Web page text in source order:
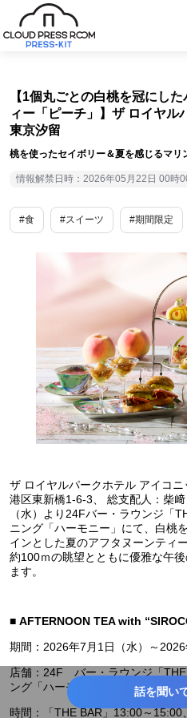
【1個丸ごとの白桃を冠にし
ィー「ピーチ」】ザ ロイヤル
東京汐留
桃を使ったセイボリー＆夏を感じるマリ
情報解禁日時：2026年05月22日 00時
#食 #スイーツ #期間限定
ザ ロイヤルパークホテル アイコ
港区東新橋1-6-3、 総支配人：柴
（水）より24Fバー・ラウンジ「
ニング「ハーモニー」にて、白桃
インとした夏のアフタヌーンティ
約100ｍの眺望とともに優雅な午
ます。
■ AFTERNOON TEA with
期間：2026年7月1日（水）～2026
店舗：24F バー・ラウンジ「
ング「ハーモニー」
時間：「THE BAR」13:00～15:00
話を聞い